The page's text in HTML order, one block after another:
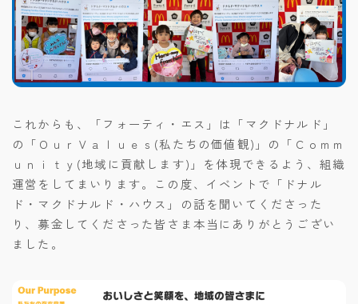
これからも、「フォーティ・エス」は「マクドナルド」
の「ＯｕｒＶａｌｕｅｓ(私たちの価値観)」の「Ｃｏｍｍ
ｕｎｉｔｙ(地域に貢献します)」を体現できるよう、組織
運営をしてまいります。この度、イベントで「ドナル
ド・マクドナルド・ハウス」の話を聞いてくださった
り、募金してくださった皆さま本当にありがとうござい
ました。